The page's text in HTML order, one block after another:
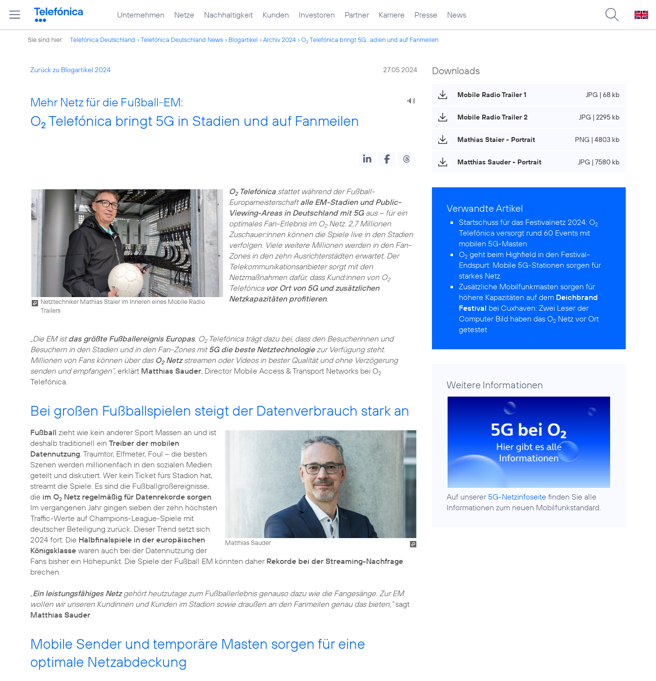
Unternehmen Netze Nachhaltigkeit Kunden Investoren Partner Karriere Presse News
Sie sind hier: Telefónica Deutschland Telefónica Deutschland News Blogartikel Archiv 2024 O2Telefónica bringt 5G...adien und auf Fanmeilen
Zurück zu Blogartikel 2024 27.05.2024
Mehr Netz für die Fußball-EM:
O2 Telefónica bringt 5G in Stadien und auf Fanmeilen
Netztechniker Mathias Staier im Inneren eines Mobile Radio
Trailers
O2Telefónicastattet während der Fußball-
Europameisterschaftalle EM-Stadien und Public-
Viewing-Areas in Deutschland mit 5Gaus – für ein
optimales Fan-Erlebnis im O2Netz. 2,7 Millionen
Zuschauer:innen können die Spiele live in den Stadien
verfolgen. Viele weitere Millionen werden in den Fan-
Zones in den zehn Ausrichterstädten erwartet. Der
Telekommunikationsanbieter sorgt mit den
Netzmaßnahmen dafür, dass Kund:innen von O2
Telefónica vor Ort von 5G und zusätzlichen
Netzkapazitäten profitieren.
„Die EM istdas größte Fußballereignis Europas. O2Telefónica trägt dazu bei, dass den Besucherinnen und
Besuchern in den Stadien und in den Fan-Zones mit5G die beste Netztechnologiezur Verfügung steht.
Millionen von Fans können über das O2Netzstreamen oder Videos in bester Qualität und ohne Verzögerung
senden und empfangen“, erklärt Matthias Sauder, Director Mobile Access & Transport Networks bei O2
Telefónica.
Bei großen Fußballspielen steigt der Datenverbrauch stark an
Matthias Sauder
Fußball zieht wie kein anderer Sport Massen an und ist
deshalb traditionell ein Treiber der mobilen
Datennutzung . Traumtor, Elfmeter, Foul – die besten
Szenen werden millionenfach in den sozialen Medien
geteilt und diskutiert. Wer kein Ticket fürs Stadion hat,
streamt die Spiele. Es sind die Fußballgroßereignisse,
die im O2 Netz regelmäßig für Datenrekorde sorgen
Im vergangenen Jahr gingen sieben der zehn höchsten
Traffic-Werte auf Champions-League-Spiele mit
deutscher Beteiligung zurück. Dieser Trend setzt sich
2024 fort: Die Halbfinalspiele in der europäischen
Königsklasse waren auch bei der Datennutzung der
Fans bisher ein Höhepunkt. Die Spiele der Fußball EM könnten daher Rekorde bei der Streaming-Nachfrage
brechen.
Ein leistungsfähiges Netzgehört heutzutage zum Fußballerlebnis genauso dazu wie die Fangesänge. Zur EM
wollen wir unseren Kundinnen und Kunden im Stadion sowie draußen an den Fanmeilen genau das bieten,“sagt
Matthias Sauder
Mobile Sender und temporäre Masten sorgen für eine
optimale Netzabdeckung
Downloads
Mobile Radio Trailer 1 JPG | 68 kb
Mobile Radio Trailer 2 JPG | 2295 kb
Mathias Staier - Portrait PNG | 4803 kb
Matthias Sauder - Portrait JPG | 7580 kb
Verwandte Artikel
Startschuss für das Festivalnetz 2024:O2
Telefónica versorgt rund 60 Events mit
mobilen 5G-Masten
O2 geht beim Highfield in den Festival-
Endspurt: Mobile 5G-Stationen sorgen für
starkes Netz
Zusätzliche Mobilfunkmasten sorgen für
höhere Kapazitäten auf dem Deichbrand
Festival bei Cuxhaven:Zwei Leser der
Computer Bild haben das O2 Netz vor Ort
getestet
Weitere Informationen
Auf unserer 5G-Netzinfoseite finden Sie alle
Informationen zum neuen Mobilfunkstandard.